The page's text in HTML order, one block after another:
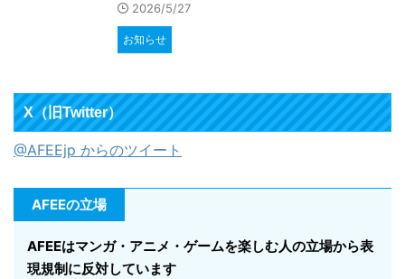
2026/5/27
お知らせ
X（旧Twitter）
@AFEEjp からのツイート
AFEEの立場
AFEEはマンガ・アニメ・ゲームを楽しむ人の立場から表
現規制に反対しています